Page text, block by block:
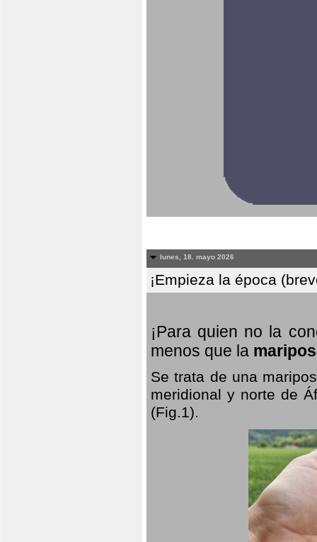
lunes, 18. mayo 2026
¡Empieza la época
¡Para quien no la
menos que la
Se trata de una
meridional y norte de
(Fig.1).